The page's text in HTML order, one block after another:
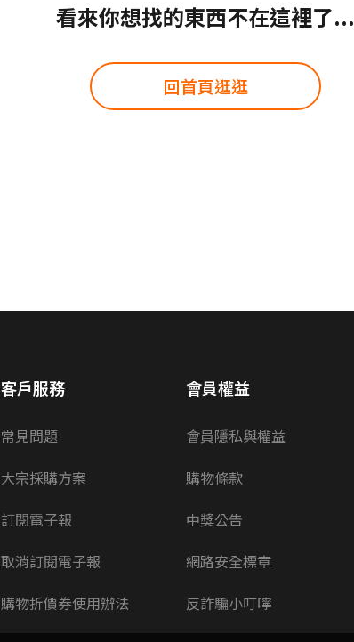
看來你想找的東西不在這裡了...
回首頁逛逛
客戶服務
常見問題
大宗採購方案
訂閱電子報
取消訂閱電子報
購物折價券使用辦法
會員權益
會員隱私與權益
購物條款
中獎公告
網路安全標章
反詐騙小叮嚀